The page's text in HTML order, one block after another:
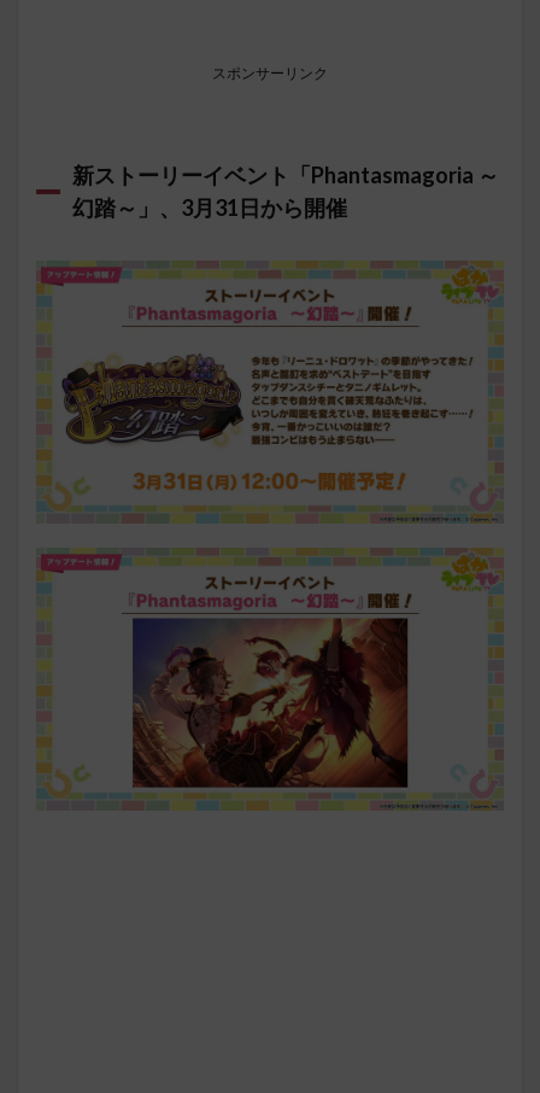
スポンサーリンク
新ストーリーイベント「Phantasmagoria ～
幻踏～」、3月31日から開催